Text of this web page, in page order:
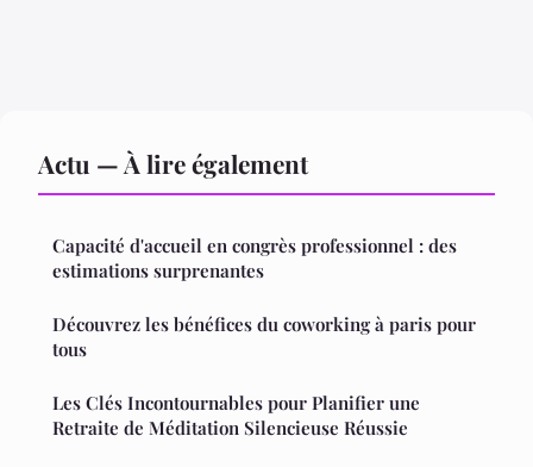
Actu — À lire également
Capacité d'accueil en congrès professionnel : des
estimations surprenantes
Découvrez les bénéfices du coworking à paris pour
tous
Les Clés Incontournables pour Planifier une
Retraite de Méditation Silencieuse Réussie